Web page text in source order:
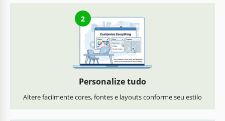
2
Personalize tudo
Altere facilmente cores, fontes e layouts conforme seu estilo